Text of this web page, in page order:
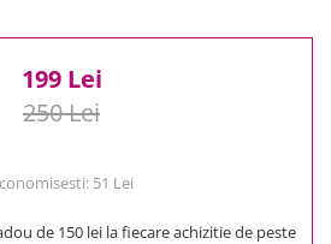
199 Lei
250 Lei
51 Lei
de 150 lei la fiecare achizitie de peste